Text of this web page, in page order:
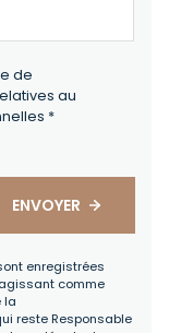
de
au
*
ENVOYER
enregistrées
comme
la
reste Responsable